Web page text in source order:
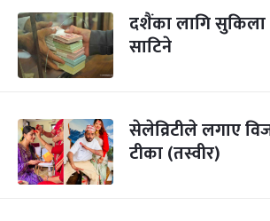
दशैंका लागि
साटिने
सेलेव्रिटीले लगाए
टीका (तस्वीर)